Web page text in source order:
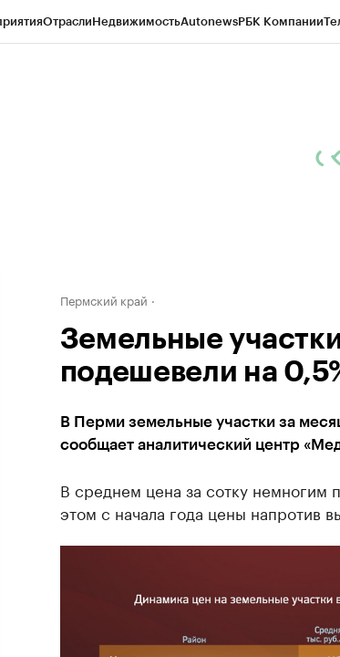
ОтраслиНедвижимостьAutonewsРБК Компании
Пермский край
Земельные
подешевели на
В Перми земельные участки за
сообщает аналитический центр
В среднем цена за сотку немногим
этом с начала года цены напротив